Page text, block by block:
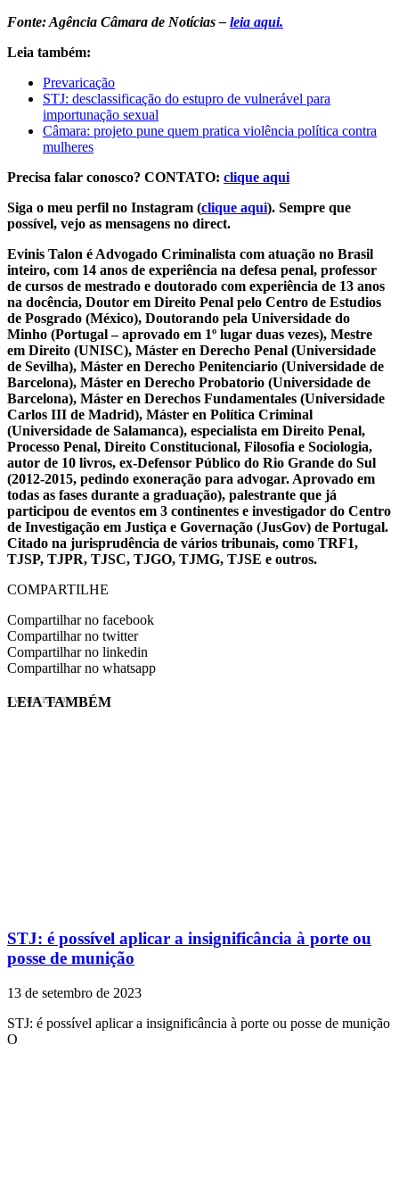
Fonte: Agência Câmara de Notícias – leia aqui.
Leia também:
Prevaricação
STJ: desclassificação do estupro de vulnerável para
importunação sexual
Câmara: projeto pune quem pratica violência política contra
mulheres
Precisa falar conosco? CONTATO: clique aqui
Siga o meu perfil no Instagram (clique aqui). Sempre que
possível, vejo as mensagens no direct.
Evinis Talon é Advogado Criminalista com atuação no Brasil
inteiro, com 14 anos de experiência na defesa penal, professor
de cursos de mestrado e doutorado com experiência de 13 anos
na docência, Doutor em Direito Penal pelo Centro de Estudios
de Posgrado (México), Doutorando pela Universidade do
Minho (Portugal – aprovado em 1º lugar duas vezes), Mestre
em Direito (UNISC), Máster en Derecho Penal (Universidade
de Sevilha), Máster en Derecho Penitenciario (Universidade de
Barcelona), Máster en Derecho Probatorio (Universidade de
Barcelona), Máster en Derechos Fundamentales (Universidade
Carlos III de Madrid), Máster en Política Criminal
(Universidade de Salamanca), especialista em Direito Penal,
Processo Penal, Direito Constitucional, Filosofia e Sociologia,
autor de 10 livros, ex-Defensor Público do Rio Grande do Sul
(2012-2015, pedindo exoneração para advogar. Aprovado em
todas as fases durante a graduação), palestrante que já
participou de eventos em 3 continentes e investigador do Centro
de Investigação em Justiça e Governação (JusGov) de Portugal.
Citado na jurisprudência de vários tribunais, como TRF1,
TJSP, TJPR, TJSC, TJGO, TJMG, TJSE e outros.
COMPARTILHE
Compartilhar no facebook
Compartilhar no twitter
Compartilhar no linkedin
Compartilhar no whatsapp
EVINIS TALON
LEIA TAMBÉM
STJ: é possível aplicar a insignificância à porte ou
posse de munição
13 de setembro de 2023
STJ: é possível aplicar a insignificância à porte ou posse de munição
O